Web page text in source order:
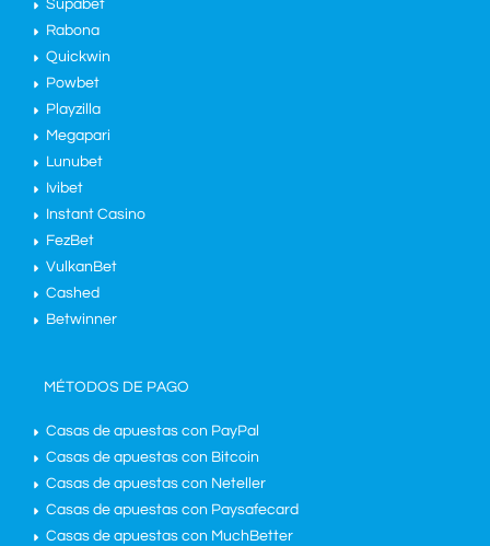
Supabet
Rabona
Quickwin
Powbet
Playzilla
Megapari
Lunubet
Ivibet
Instant Casino
FezBet
VulkanBet
Cashed
Betwinner
MÉTODOS DE PAGO
Casas de apuestas con PayPal
Casas de apuestas con Bitcoin
Casas de apuestas con Neteller
Casas de apuestas con Paysafecard
Casas de apuestas con MuchBetter